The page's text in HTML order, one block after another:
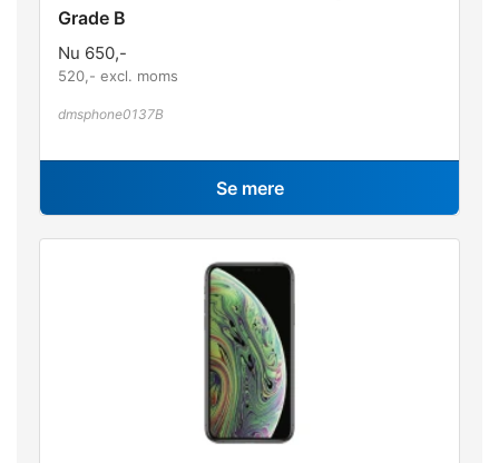
Grade B
Nu 650,-
520 ,- excl. moms
dmsphone0137B
Se mere